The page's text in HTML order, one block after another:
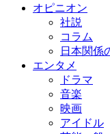
オピニオン
社説
コラム
日本関係
エンタメ
ドラマ
音楽
映画
アイドル